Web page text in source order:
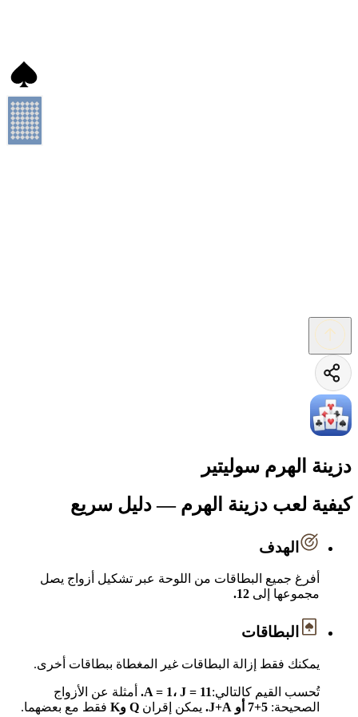
دزينة الهرم سوليتير
كيفية لعب دزينة الهرم — دليل سريع
الهدف
أفرغ جميع البطاقات من اللوحة عبر تشكيل أزواج يصل
مجموعها إلى 12.
البطاقات
يمكنك فقط إزالة البطاقات غير المغطاة ببطاقات أخرى.
تُحسب القيم كالتالي:A = 1، J = 11.
أمثلة عن الأزواج
الصحيحة: 5+7 أو J+A. يمكن إقران Q وK فقط مع بعضهما.